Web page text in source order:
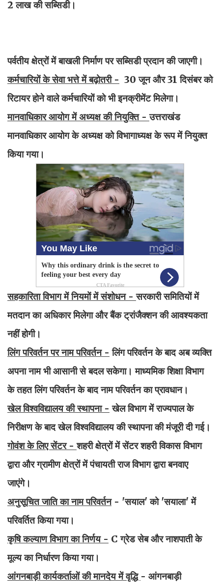
2 लाख की सब्सिडी।
पर्वतीय क्षेत्रों में बाखली निर्माण पर सब्सिडी प्रदान की जाएगी।
कर्मचारियों के सेवा भत्ते में बढ़ोतरी - 30 जून और 31 दिसंबर को
रिटायर होने वाले कर्मचारियों को भी इनक्रीमेंट मिलेगा।
मानवाधिकार आयोग में अध्यक्ष की नियुक्ति -उत्तराखंड
मानवाधिकार आयोग के अध्यक्ष को विभागाध्यक्ष के रूप में नियुक्त
किया गया।
सहकारिता विभाग में नियमों में संशोधन -सरकारी समितियों में
मतदान का अधिकार मिलेगा और बैंक ट्रांजैक्शन की आवश्यकता
नहीं होगी।
लिंग परिवर्तन पर नाम परिवर्तन - लिंग परिवर्तन के बाद अब व्यक्ति
अपना नाम भी आसानी से बदल सकेगा। माध्यमिक शिक्षा विभाग
के तहत लिंग परिवर्तन के बाद नाम परिवर्तन का प्रावधान।
खेल विश्वविद्यालय की स्थापना - खेल विभाग में राज्यपाल के
निरीक्षण के बाद खेल विश्वविद्यालय की स्थापना की मंजूरी दी गई।
गोवंश के लिए सेंटर -शहरी क्षेत्रों में सेंटर शहरी विकास विभाग
द्वारा और ग्रामीण क्षेत्रों में पंचायती राज विभाग द्वारा बनवाए
जाएंगे।
अनुसूचित जाति का नाम परिवर्तन- 'सयाल' को 'सयाला' में
परिवर्तित किया गया।
कृषि कल्याण विभाग का निर्णय - C ग्रेड सेब और नाशपाती के
मूल्य का निर्धारण किया गया।
आंगनबाड़ी कार्यकर्ताओं की मानदेय में वृद्धि - आंगनबाड़ी